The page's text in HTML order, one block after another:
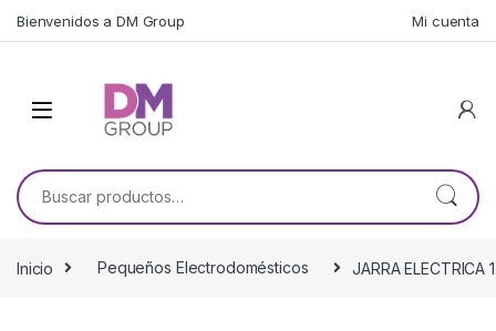
Bienvenidos a DM Group Mi cuenta
Buscar por:
Inicio Pequeños Electrodomésticos JARRA ELECTRICA